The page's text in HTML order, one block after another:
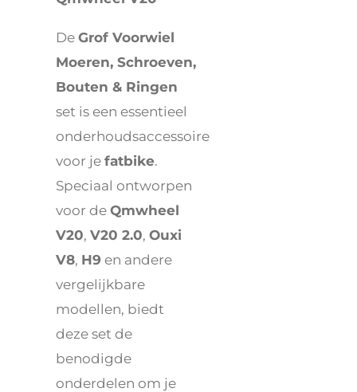
DeGrof Voorwiel
Moeren, Schroeven,
Bouten & Ringen
set is een essentieel
onderhoudsaccessoire
voor jefatbike.
Speciaal ontworpen
voor deQmwheel
V20, V20 2.0, Ouxi
V8, H9 en andere
vergelijkbare
modellen, biedt
deze set de
benodigde
onderdelen om je